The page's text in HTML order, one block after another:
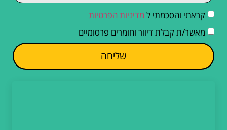
קראתי והסכמתי ל מדיניות הפרטיות
מאשר/ת קבלת דיוור וחומרים פרסומיים
שליחה